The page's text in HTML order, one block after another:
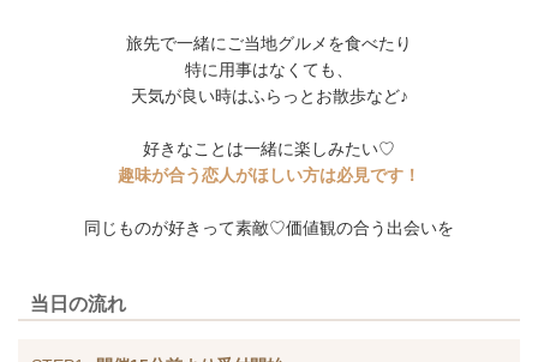
旅先で一緒にご当地グルメを食べたり
特に用事はなくても、
天気が良い時はふらっとお散歩など♪
好きなことは一緒に楽しみたい♡
趣味が合う恋人がほしい方は必見です！
同じものが好きって素敵♡価値観の合う出会いを
当日の流れ